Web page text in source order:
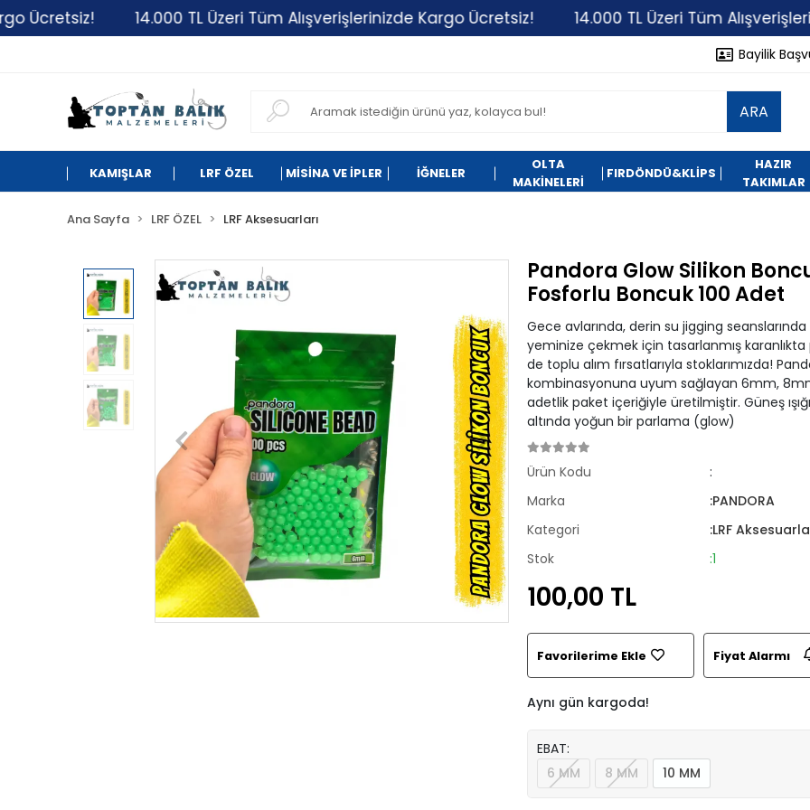
14.000 TL Üzeri Tüm Alışverişlerinizde Kargo Ücretsiz! 14.000 TL Üzeri Tüm Alışverişlerinizde
Bayilik
ARA
KAMIŞLAR LRF ÖZEL MİSİNA VE İPLER İĞNELER
OLTA
MAKİNELERİ
FIRDÖNDÜ&KLİPS
HAZIR
TAKIMLAR
Ana Sayfa LRF ÖZEL LRF Aksesuarları
Pandora Glow Silikon
Fosforlu Boncuk 100 Adet
Gece avlarında, derin su jigging
yeminize çekmek için tasarlanmış
de toplu alım fırsatlarıyla stoklarımızda!
kombinasyonuna uyum sağlayan 6mm,
adetlik paket içeriğiyle üretilmiştir. Güneş
altında yoğun bir parlama (glow)
Ürün Kodu
:
Marka
:PANDORA
Kategori
:LRF
Stok
:1
100,00 TL
Favorilerime Ekle Fiyat Alarmı
Aynı gün kargoda!
EBAT:
6 MM
8 MM 10 MM